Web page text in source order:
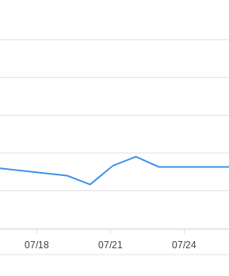
07/18 07/21 07/24